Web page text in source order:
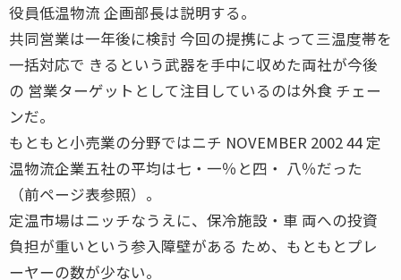
役員低温物流 企画部長は説明する。
共同営業は一年後に検討 今回の提携によって三温度帯を
一括対応で きるという武器を手中に収めた両社が今後
の 営業ターゲットとして注目しているのは外食 チェー
ンだ。
もともと小売業の分野ではニチ NOVEMBER 2002 44 定
温物流企業五社の平均は七・一％と四・ 八％だった
（前ページ表参照）。
定温市場はニッチなうえに、保冷施設・車 両への投資
負担が重いという参入障壁がある ため、もともとプレ
ーヤーの数が少ない。